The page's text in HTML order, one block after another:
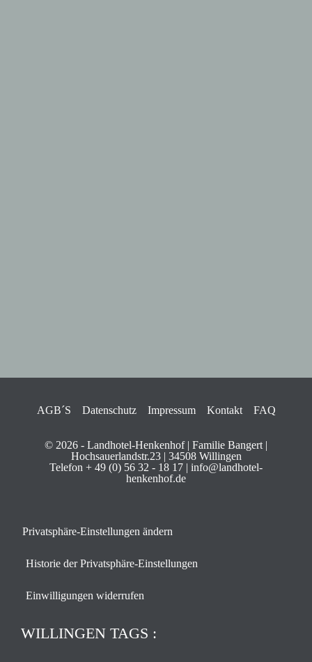
AGB´S Datenschutz Impressum Kontakt FAQ
© 2026 - Landhotel-Henkenhof | Familie Bangert |
Hochsauerlandstr.23 | 34508 Willingen
Telefon + 49 (0) 56 32 - 18 17 | info@landhotel-
henkenhof.de
Privatsphäre-Einstellungen ändern
Historie der Privatsphäre-Einstellungen
Einwilligungen widerrufen
WILLINGEN TAGS :